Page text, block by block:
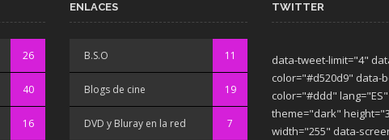
26
40
16
ENLACES
B.S.O 11
Blogs de cine 19
DVD y Bluray en la red 7
TWITTER
data-tweet-limit="4"
color="#d520d9" data-
color="#ddd"
theme="dark"
width="255" data-